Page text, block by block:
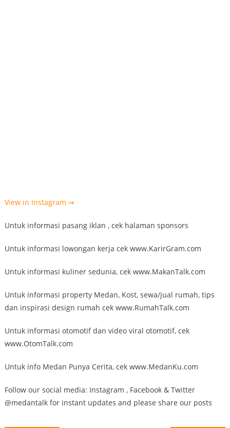
View in Instagram ⇒
Untuk informasi pasang iklan , cek halaman sponsors
Untuk informasi lowongan kerja cek www.KarirGram.com
Untuk informasi kuliner sedunia, cek www.MakanTalk.com
Untuk informasi property Medan, Kost, sewa/jual rumah, tips
dan inspirasi design rumah cek www.RumahTalk.com
Untuk informasi otomotif dan video viral otomotif, cek
www.OtomTalk.com
Untuk info Medan Punya Cerita, cek www.MedanKu.com
Follow our social media: Instagram , Facebook & Twitter
@medantalk for instant updates and please share our posts